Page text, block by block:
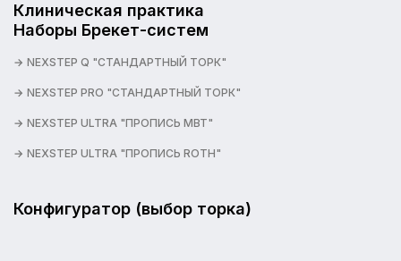
Клиническая практика
Наборы Брекет-систем
NEXSTEP Q "СТАНДАРТНЫЙ ТОРК"
NEXSTEP PRO "СТАНДАРТНЫЙ ТОРК"
NEXSTEP ULTRA "ПРОПИСЬ MBT"
NEXSTEP ULTRA "ПРОПИСЬ ROTH"
Конфигуратор (выбор торка)